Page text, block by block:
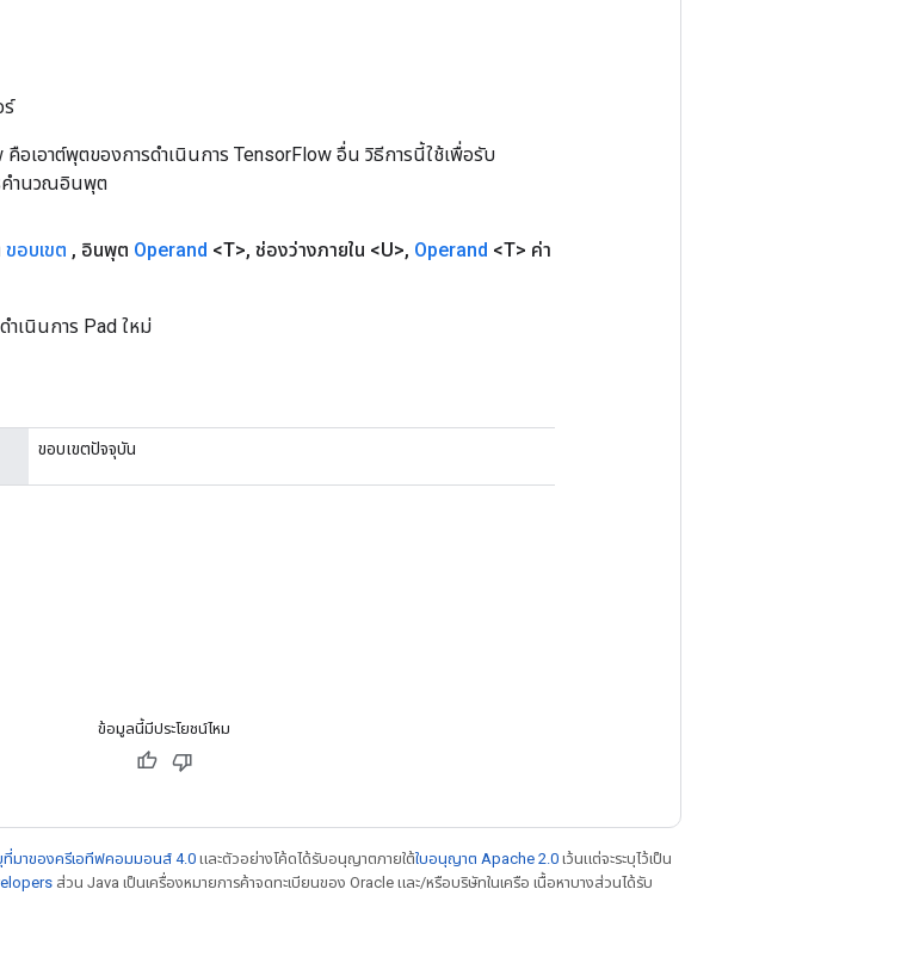
อเอาต์พุตของการดำเนินการ TensorFlow อื่น วิธีการนี้ใช้เพื่อรับ
คำนวณอินพุต
ขอบเขต , อินพุต Operand <T>, ช่องว่างภายใน <U>, Operand <T> ค่า
ำเนินการ Pad ใหม่
ขอบเขตปัจจุบัน
ข้อมูลนี้มีประโยชน์ไหม
มาของครีเอทีฟคอมมอนส์ 4.0 และตัวอย่างโค้ดได้รับอนุญาตภายใต้ใบอนุญาต Apache 2.0 เว้นแต่จะระบุไว้เป็น
ส่วน Java เป็นเครื่องหมายการค้าจดทะเบียนของ Oracle และ/หรือบริษัทในเครือ เนื้อหาบางส่วนได้รับ